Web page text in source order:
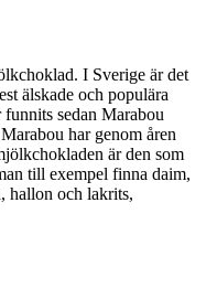
I Sverige är det
älskade och populära
sedan Marabou
har genom åren
är den som
till exempel finna daim,
hallon och lakrits,